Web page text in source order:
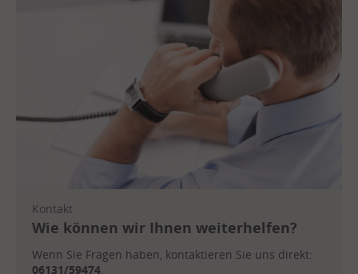
Kontakt
Wie können wir Ihnen weiterhelfen?
Wenn Sie Fragen haben, kontaktieren Sie uns direkt:
06131/59474.